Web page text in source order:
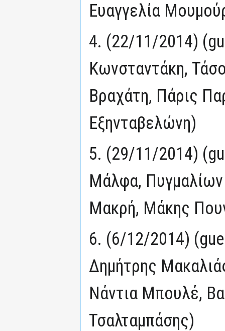
Ευαγγελία
4. (22/11/2014)
Κωνσταντάκη,
Βραχάτη, Πάρις
Εξηνταβελώνη)
5. (29/11/2014)
Μάλφα,
Μακρή, Μάκης
6. (6/12/2014)
Δημήτρης
Νάντια Μπουλέ,
Τσαλταμπάσης)